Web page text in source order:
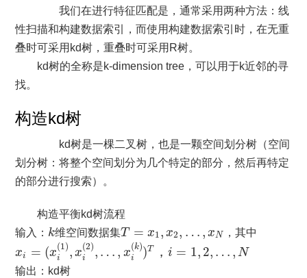
我们在进行特征匹配是，通常采用两种方法：线
性扫描和构建数据索引，而使用构建数据索引时，在无重
叠时可采用kd树，重叠时可采用R树。
kd树的全称是k-dimension tree，可以用于k近邻的寻
找。
构造kd树
kd树是一棵二叉树，也是一颗空间划分树（空间
划分树：将整个空间划分为几个特定的部分，然后再特定
的部分进行搜索）。
构造平衡kd树流程
输入： k
k 维空间数据集T = x1, x2, … , xN
T= ，其中
xi = (x(1)
i , x(2)
i , … , x(k)
i )T ，i = 1, 2, … , N
xi= ( 1),xi( 2),…,xi ))T ，i 1, … N
输出：kd树